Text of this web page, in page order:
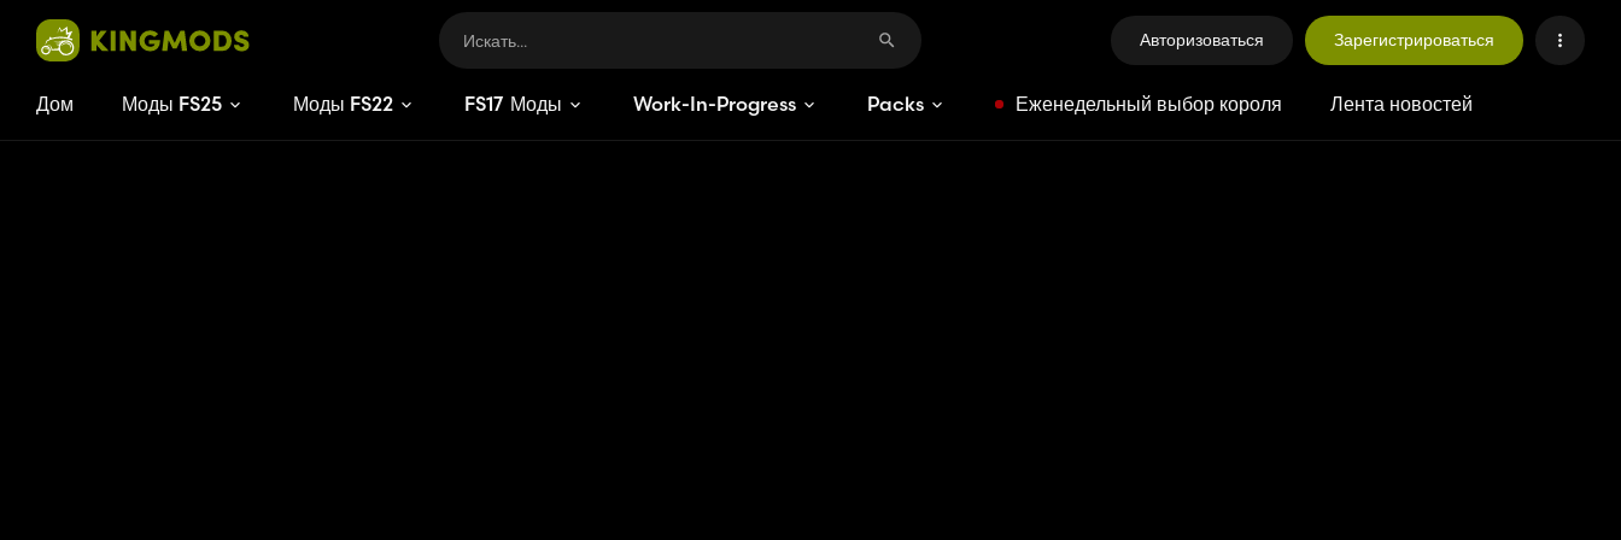
Авторизоваться Зарегистрироваться
Дом Моды FS25 Моды FS22 FS17 Моды Work-In-Progress Packs Еженедельный выбор короля Лента новостей